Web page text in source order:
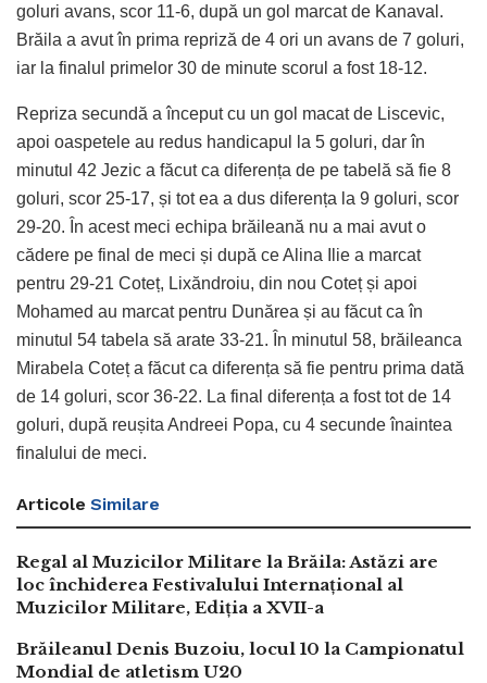
goluri avans, scor 11-6, după un gol marcat de Kanaval.
Brăila a avut în prima repriză de 4 ori un avans de 7 goluri,
iar la finalul primelor 30 de minute scorul a fost 18-12.
Repriza secundă a început cu un gol macat de Liscevic,
apoi oaspetele au redus handicapul la 5 goluri, dar în
minutul 42 Jezic a făcut ca diferența de pe tabelă să fie 8
goluri, scor 25-17, și tot ea a dus diferența la 9 goluri, scor
29-20. În acest meci echipa brăileană nu a mai avut o
cădere pe final de meci și după ce Alina Ilie a marcat
pentru 29-21 Coteț, Lixăndroiu, din nou Coteț și apoi
Mohamed au marcat pentru Dunărea și au făcut ca în
minutul 54 tabela să arate 33-21. În minutul 58, brăileanca
Mirabela Coteț a făcut ca diferența să fie pentru prima dată
de 14 goluri, scor 36-22. La final diferența a fost tot de 14
goluri, după reușita Andreei Popa, cu 4 secunde înaintea
finalului de meci.
Articole Similare
Regal al Muzicilor Militare la Brăila: Astăzi are
loc închiderea Festivalului Internațional al
Muzicilor Militare, Ediția a XVII-a
Brăileanul Denis Buzoiu, locul 10 la Campionatul
Mondial de atletism U20